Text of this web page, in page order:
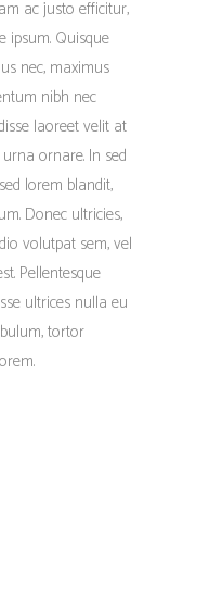
ac justo efficitur,
ipsum. Quisque
nec, maximus
nibh nec
laoreet velit at
ornare. In sed
lorem blandit,
Donec ultricies,
volutpat sem, vel
Pellentesque
ultrices nulla eu
tortor